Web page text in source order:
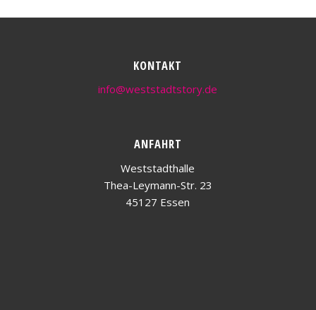
KONTAKT
info@weststadtstory.de
ANFAHRT
Weststadthalle
Thea-Leymann-Str. 23
45127 Essen